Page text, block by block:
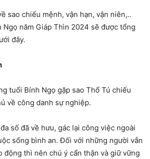
sao chiếu mệnh, vận hạn, vận niên,..
Ngọ năm Giáp Thìn 2024 sẽ được tổng
đây.
tuổi Bính Ngọ gặp sao Thổ Tú chiếu
về công danh sự nghiệp.
số đã về hưu, gác lại công việc ngoài
sống bình an. Đối với những người vẫn
động thì nên chú ý cẩn thận và giữ vững